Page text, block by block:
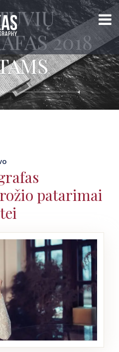
2018
patarimai